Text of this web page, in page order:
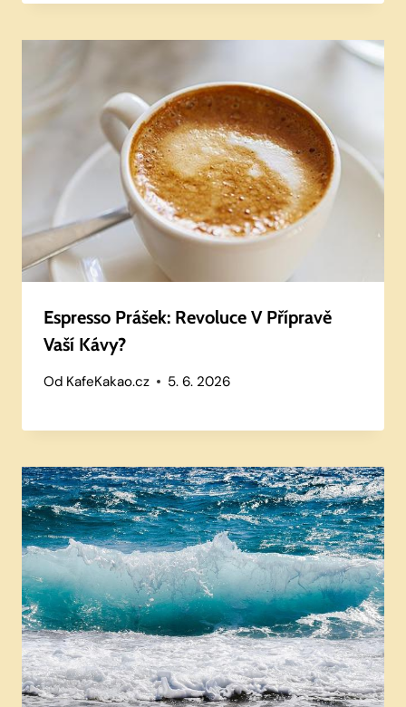
Espresso Prášek: Revoluce V Přípravě
Vaší Kávy?
Od KafeKakao.cz 5. 6. 2026